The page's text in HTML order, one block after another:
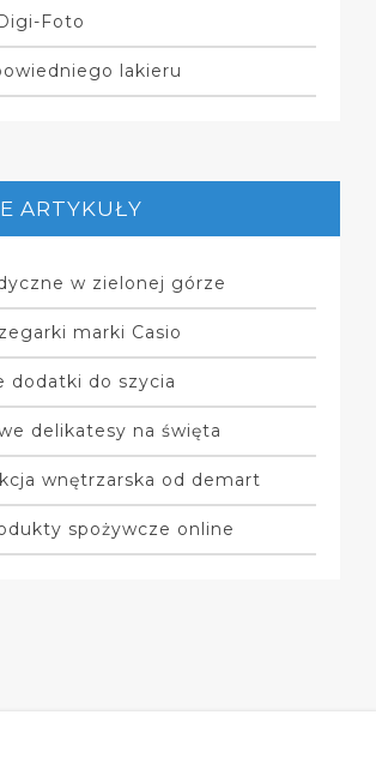
Foto
lakieru
ARTYKUŁY
w zielonej górze
marki Casio
dodatki do szycia
delikatesy na święta
wnętrzarska od demart
spożywcze online